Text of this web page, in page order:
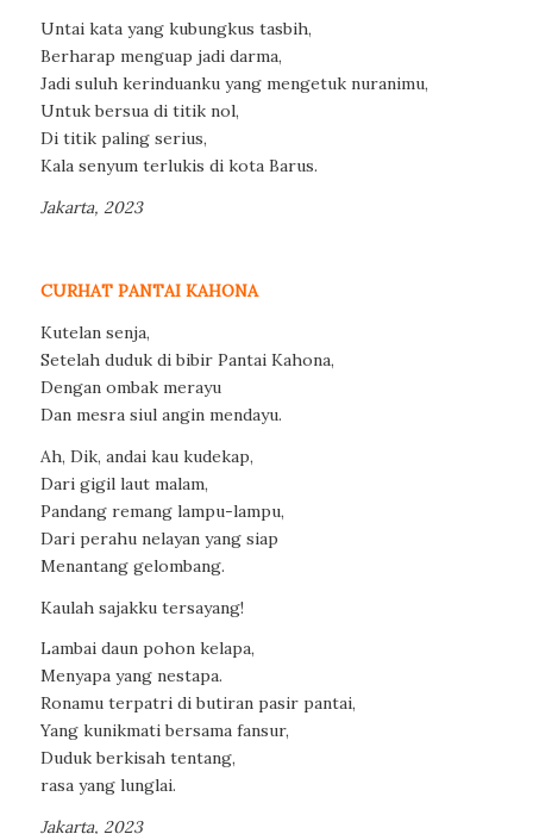
Untai kata yang kubungkus tasbih,
Berharap menguap jadi darma,
Jadi suluh kerinduanku yang mengetuk nuranimu,
Untuk bersua di titik nol,
Di titik paling serius,
Kala senyum terlukis di kota Barus.
Jakarta, 2023
CURHAT PANTAI KAHONA
Kutelan senja,
Setelah duduk di bibir Pantai Kahona,
Dengan ombak merayu
Dan mesra siul angin mendayu.
Ah, Dik, andai kau kudekap,
Dari gigil laut malam,
Pandang remang lampu-lampu,
Dari perahu nelayan yang siap
Menantang gelombang.
Kaulah sajakku tersayang!
Lambai daun pohon kelapa,
Menyapa yang nestapa.
Ronamu terpatri di butiran pasir pantai,
Yang kunikmati bersama fansur,
Duduk berkisah tentang,
rasa yang lunglai.
Jakarta, 2023